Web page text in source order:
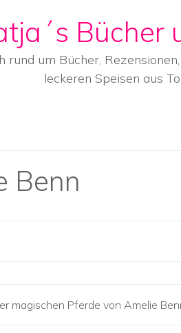
Bücher
rund um Bücher,
leckeren Speisen aus
Benn
magischen Pferde von Amelie